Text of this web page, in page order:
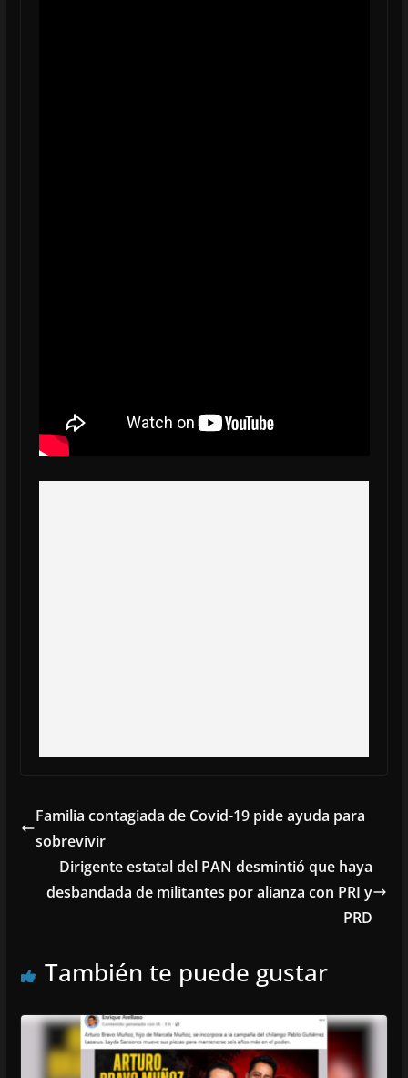
Familia contagiada de Covid-19 pide ayuda para
sobrevivir
Dirigente estatal del PAN desmintió que haya
desbandada de militantes por alianza con PRI y
PRD
También te puede gustar